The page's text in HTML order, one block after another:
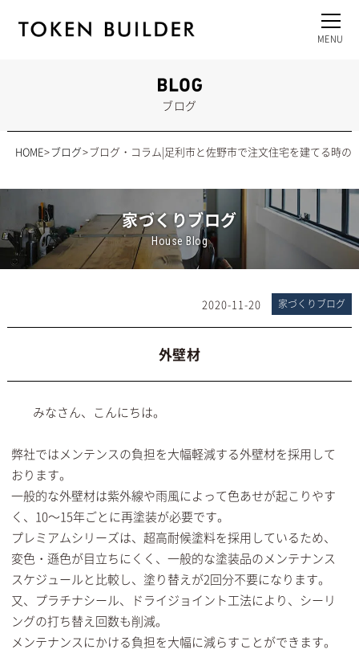
ブログ
HOME ブログ ブログ・コラム|足利市と佐野市で注文住宅を建てる時の
家づくりブログ
House Blog
2020-11-20 家づくりブログ
外壁材
みなさん、こんにちは。
弊社ではメンテンスの負担を大幅軽減する外壁材を採用して
おります。
一般的な外壁材は紫外線や雨風によって色あせが起こりやす
く、10～15年ごとに再塗装が必要です。
プレミアムシリーズは、超高耐候塗料を採用しているため、
変色・遜色が目立ちにくく、一般的な塗装品のメンテナンス
スケジュールと比較し、塗り替えが2回分不要になります。
又、プラチナシール、ドライジョイント工法により、シーリ
ングの打ち替え回数も削減。
メンテナンスにかける負担を大幅に減らすことができます。